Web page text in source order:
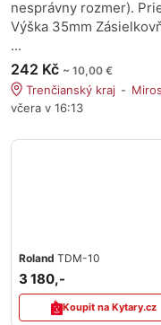
nesprávny rozmer).
Výška 35mm
...
242 Kč ~ 10,00 €
Trenčianský kraj
včera v 16:13
Roland TDM-10
3 180,-
Koupit na Kytary.cz